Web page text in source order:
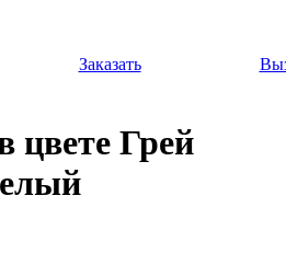
Заказать
цвете Грей